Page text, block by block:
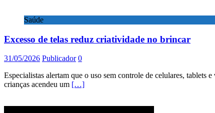
Saúde
Excesso de telas reduz criatividade no brincar
31/05/2026 Publicador 0
Especialistas alertam que o uso sem controle de celulares,
crianças acendeu um […]